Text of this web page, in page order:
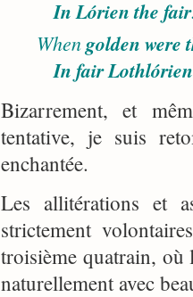
In Lórien the fair
Whengolden were
In fair Lothlórien
Bizarrement, et
tentative, je suis
enchantée.
Les allitérations et
strictement
troisième quatrain, où
naturellement avec